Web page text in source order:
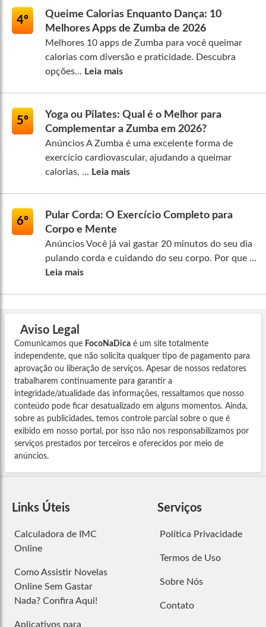
4º
Queime Calorias Enquanto Dança: 10
Melhores Apps de Zumba de 2026
Melhores 10 apps de Zumba para você queimar
calorias com diversão e praticidade. Descubra
opções... Leia mais
5º
Yoga ou Pilates: Qual é o Melhor para
Complementar a Zumba em 2026?
Anúncios A Zumba é uma excelente forma de
exercício cardiovascular, ajudando a queimar
calorias, ... Leia mais
6º
Pular Corda: O Exercício Completo para
Corpo e Mente
Anúncios Você já vai gastar 20 minutos do seu dia
pulando corda e cuidando do seu corpo. Por que ...
Leia mais
Aviso Legal
Comunicamos que FocoNaDica é um site totalmente
independente, que não solicita qualquer tipo de pagamento para
aprovação ou liberação de serviços. Apesar de nossos redatores
trabalharem continuamente para garantir a
integridade/atualidade das informações, ressaltamos que nosso
conteúdo pode ficar desatualizado em alguns momentos. Ainda,
sobre as publicidades, temos controle parcial sobre o que é
exibido em nosso portal, por isso não nos responsabilizamos por
serviços prestados por terceiros e oferecidos por meio de
anúncios.
Links Úteis
Calculadora de IMC
Online
Como Assistir Novelas
Online Sem Gastar
Nada? Confira Aqui!
Aplicativos para
Serviços
Política Privacidade
Termos de Uso
Sobre Nós
Contato